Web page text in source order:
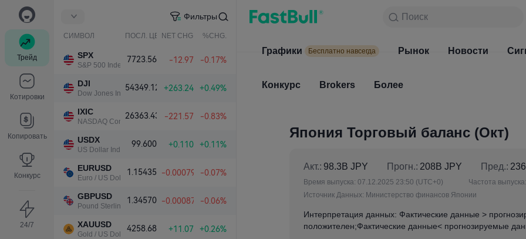
Трейд
Котировки
Копировать
Конкурс
24/7
Фильтры
СИМВОЛ ПОСЛ. ЦЕНАNET CHG. %CHG.
SPX
S&P 500 Index
7723.56 -12.97 -0.17%
DJI
Dow Jones Industrial Average
54349.12 +263.24 +0.49%
IXIC
NASDAQ Composite Index
26363.43 -221.57 -0.83%
USDX
US Dollar Index
99.600 +0.110 +0.11%
EURUSD
Euro / US Dollar
1.15435 -0.00079 -0.07%
GBPUSD
Pound Sterling / US Dollar
1.34570 -0.00087 -0.06%
XAUUSD
Gold / US Dollar
4258.68 +11.07 +0.26%
Поиск
Графики Бесплатно навсегда Рынок
Поиск
Продукты
Графики Бесплатно навсегда Рынок Новости
Конкурс Brokers Более
Япония Торговый баланс (Окт)
Акт.: 98.3B JPY Прогн.: 208B JPY Пред.:
Время выпуска: 07.12.2025 23:50 (UTC+0) Частота выпуска:
Источник Данных: Министерство финансов Японии
Интерпретация данных: Фактические данные >
положителен;Фактические данные< прогнозируемые